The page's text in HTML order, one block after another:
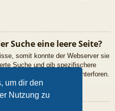
um dir den
Nutzung zu
Suche eine leere Seite?
somit konnte der Webserver sie
Suche und gib spezifischere
Suche auf verschiedene Unterforen.